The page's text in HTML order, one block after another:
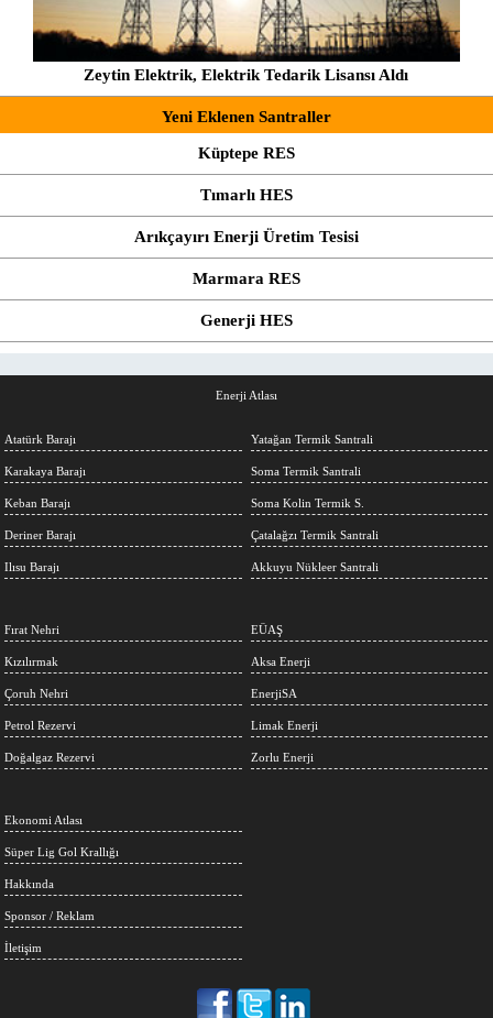
Zeytin Elektrik, Elektrik Tedarik Lisansı Aldı
Yeni Eklenen Santraller
Küptepe RES
Tımarlı HES
Arıkçayırı Enerji Üretim Tesisi
Marmara RES
Generji HES
Enerji Atlası
Atatürk Barajı
Karakaya Barajı
Keban Barajı
Deriner Barajı
Ilısu Barajı
Yatağan Termik Santrali
Soma Termik Santrali
Soma Kolin Termik S.
Çatalağzı Termik Santrali
Akkuyu Nükleer Santrali
Fırat Nehri
Kızılırmak
Çoruh Nehri
Petrol Rezervi
Doğalgaz Rezervi
EÜAŞ
Aksa Enerji
EnerjiSA
Limak Enerji
Zorlu Enerji
Ekonomi Atlası
Süper Lig Gol Krallığı
Hakkında
Sponsor / Reklam
İletişim